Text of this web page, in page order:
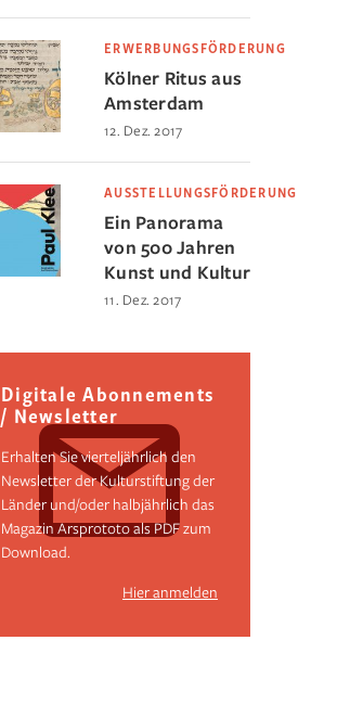
ERWERBUNGSFÖRDERUNG
Kölner Ritus aus
Amsterdam
12. Dez. 2017
AUSSTELLUNGSFÖRDERUNG
Ein Panorama
von 500 Jahren
Kunst und Kultur
11. Dez. 2017
Digitale Abonnements
/ Newsletter
Erhalten Sie vierteljährlich den
Newsletter der Kulturstiftung der
Länder und/oder halbjährlich das
Magazin Arsprototo als PDF zum
Download.
Hier anmelden